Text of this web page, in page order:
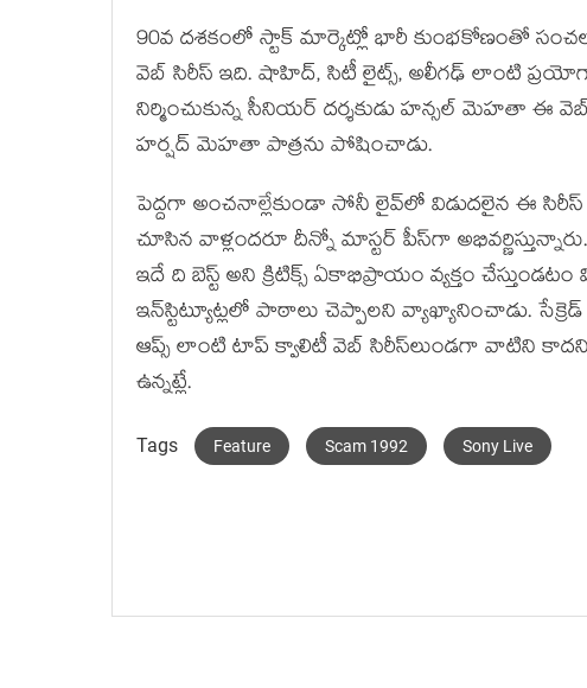
90వ దశకంలో స్టాక్ మార్కెట్లో భారీ కుంభకోణంతో
వెబ్ సిరీస్ ఇది. షాహిద్, సిటీ లైట్స్, అలీగఢ్ లాంటి
నిర్మించుకున్న సీనియర్ దర్శకుడు హన్సల్ మెహతా ఈ
హర్షద్ మెహతా పాత్రను పోషించాడు.
పెద్దగా అంచనాల్లేకుండా సోనీ లైవ్‌లో విడుదలైన ఈ సిరీస్
చూసిన వాళ్లందరూ దీన్నో మాస్టర్‌ పీస్‌గా
ఇదే ది బెస్ట్ అని క్రిటిక్స్ ఏకాభిప్రాయం వ్యక్తం
ఇన్‌స్టిట్యూట్లలో పాఠాలు చెప్పాలని వ్యాఖ్యానించాడు.
ఆప్స్ లాంటి టాప్ క్వాలిటీ వెబ్ సిరీస్‌లుండగా వాటిని కాదని
ఉన్నట్లే.
Tags Feature Scam 1992 Sony Live